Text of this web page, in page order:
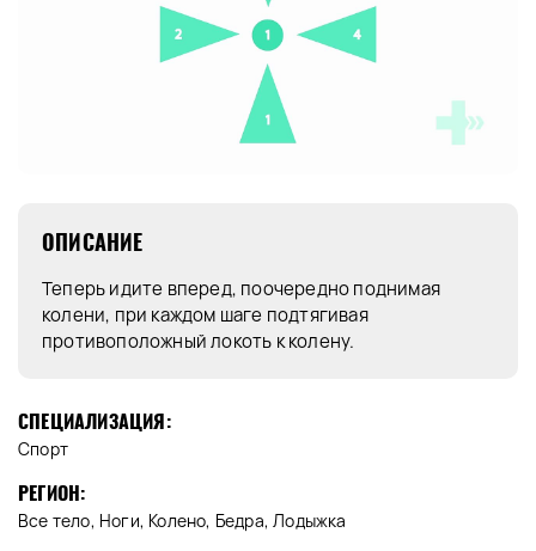
ОПИСАНИЕ
Теперь идите вперед, поочередно поднимая
колени, при каждом шаге подтягивая
противоположный локоть к колену.
СПЕЦИАЛИЗАЦИЯ:
Спорт
РЕГИОН:
Все тело, Ноги, Колено, Бедра, Лодыжка